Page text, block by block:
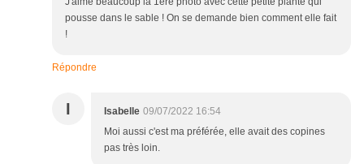
pousse dans le sable ! On se demande bien comment elle fait
!
Répondre
I Isabelle 09/07/2022 16:54
Moi aussi c'est ma préférée, elle avait des copines
pas très loin.